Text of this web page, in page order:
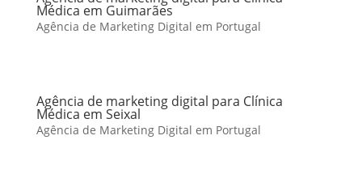
Médica em Guimarães
Agência de Marketing Digital em Portugal
Agência de marketing digital para Clínica
Médica em Seixal
Agência de Marketing Digital em Portugal